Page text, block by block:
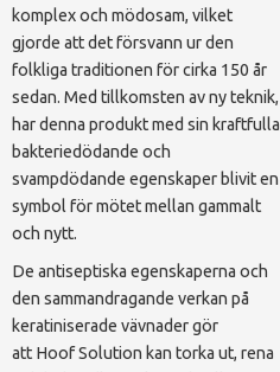
komplex och mödosam, vilket
gjorde att det försvann ur den
folkliga traditionen för cirka 150 år
sedan. Med tillkomsten av ny teknik,
har denna produkt med sin kraftfulla
bakteriedödande och
svampdödande egenskaper blivit en
symbol för mötet mellan gammalt
och nytt.
De antiseptiska egenskaperna och
den sammandragande verkan på
keratiniserade vävnader gör
att Hoof Solution kan torka ut, rena